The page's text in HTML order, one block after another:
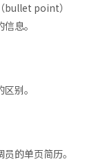
bullet point）
息。
别。
的单页简历。